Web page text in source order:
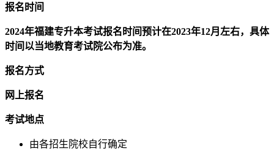
报名时间
2024年福建专升本考试报名时间预计在2023年12月左右，具体
时间以当地教育考试院公布为准。
报名方式
网上报名
考试地点
由各招生院校自行确定